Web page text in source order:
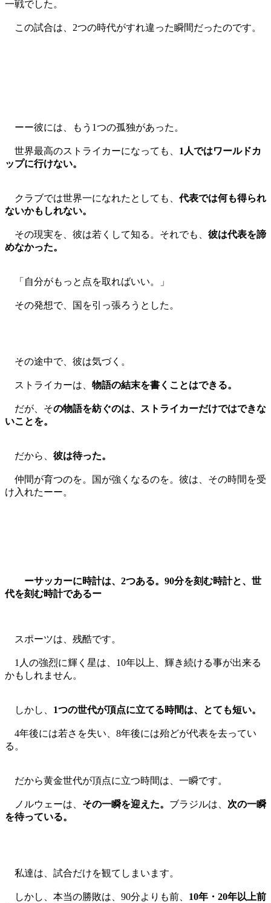
一戦でした。
この試合は、2つの時代がすれ違った瞬間だったのです。
ーー彼には、もう1つの孤独があった。
世界最高のストライカーになっても、 1人ではワールドカ
ップに行けない。
クラブでは世界一になれたとしても、代表では何も得られ
ないかもしれない。
その現実を、彼は若くして知る。それでも、 彼は代表を諦
めなかった。
「自分がもっと点を取ればいい。」
その発想で、国を引っ張ろうとした。
その途中で、彼は気づく。
ストライカーは、 物語の結末を書くことはできる。
だが、その物語を紡ぐのは、ストライカーだけではできな
いことを。
だから、 彼は待った。
仲間が育つのを。国が強くなるのを。彼は、その時間を受
け入れたーー。
ーサッカーに時計は、2つある。90分を刻む時計と、世
代を刻む時計であるー
スポーツは、残酷です。
1人の強烈に輝く星は、10年以上、輝き続ける事が出来る
かもしれません。
しかし、 1つの世代が頂点に立てる時間は、とても短い。
4年後には若さを失い、8年後には殆どが代表を去ってい
る。
だから黄金世代が頂点に立つ時間は、一瞬です。
ノルウェーは、 その一瞬を迎えた。 ブラジルは、 次の一瞬
を待っている。
私達は、試合だけを観てしまいます。
しかし、本当の勝敗は、90分よりも前、 10年・20年以上前